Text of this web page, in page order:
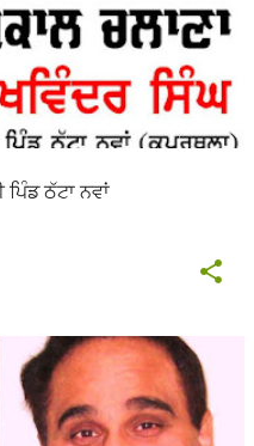
ਠੱਟਾ ਨਵਾਂ